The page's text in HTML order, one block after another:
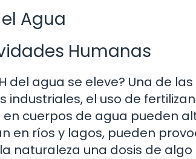
Agua
Humanas
del agua se eleve? Una de
industriales, el uso de
cuerpos de agua pueden
en ríos y lagos, pueden
naturaleza una dosis de